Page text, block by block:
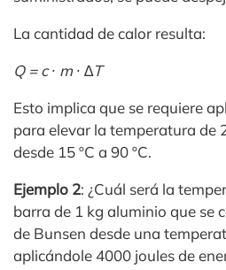
La cantidad de calor resulta:
Q = c ∙ m ∙ ∆T
Esto implica que se requiere
para elevar la temperatura de
desde 15 ºC a 90 ºC.
Ejemplo 2: ¿Cuál será la
barra de 1 kg aluminio que se
de Bunsen desde una
aplicándole 4000 joules de